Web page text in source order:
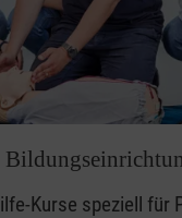
Kurse speziell für